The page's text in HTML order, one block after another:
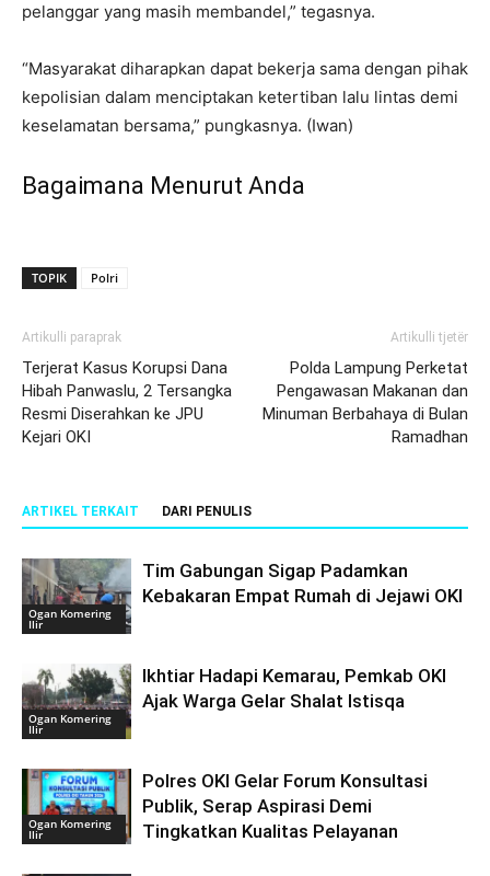
pelanggar yang masih membandel,” tegasnya.
“Masyarakat diharapkan dapat bekerja sama dengan pihak
kepolisian dalam menciptakan ketertiban lalu lintas demi
keselamatan bersama,” pungkasnya. (Iwan)
Bagaimana Menurut Anda
TOPIK Polri
Artikulli paraprak
Terjerat Kasus Korupsi Dana
Hibah Panwaslu, 2 Tersangka
Resmi Diserahkan ke JPU
Kejari OKI
Artikulli tjetër
Polda Lampung Perketat
Pengawasan Makanan dan
Minuman Berbahaya di Bulan
Ramadhan
ARTIKEL TERKAIT DARI PENULIS
Ogan Komering
Ilir
Tim Gabungan Sigap Padamkan
Kebakaran Empat Rumah di Jejawi OKI
Ogan Komering
Ilir
Ikhtiar Hadapi Kemarau, Pemkab OKI
Ajak Warga Gelar Shalat Istisqa
Ogan Komering
Ilir
Polres OKI Gelar Forum Konsultasi
Publik, Serap Aspirasi Demi
Tingkatkan Kualitas Pelayanan